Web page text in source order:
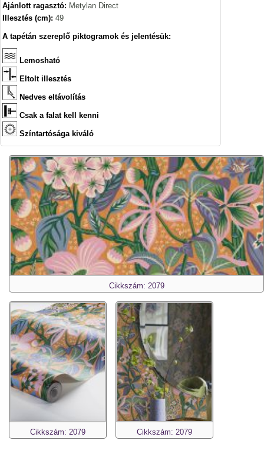
Ajánlott ragasztó: Metylan Direct
Illesztés (cm): 49
A tapétán szereplő piktogramok és jelentésük:
Lemosható
Eltolt illesztés
Nedves eltávolítás
Csak a falat kell kenni
Színtartósága kiváló
Cikkszám: 2079
Cikkszám: 2079 Cikkszám: 2079